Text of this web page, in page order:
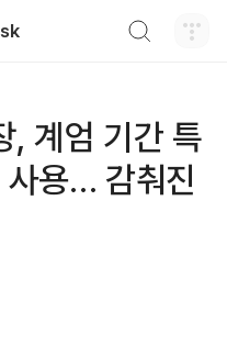
, 계엄 기간 특
용… 감춰진